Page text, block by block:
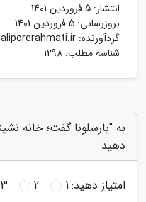
انتشار: 5 فروردین 1401
بروزرسانی: 5 فروردین 1401
گردآورنده: aliporerahmati.ir
شناسه مطلب: 1298
دهید
امتیاز دهید:1
2
3